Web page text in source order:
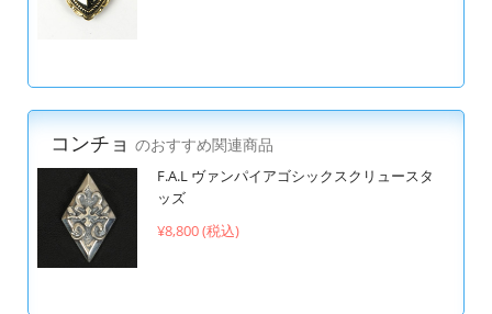
コンチョ のおすすめ関連商品
F.A.L ヴァンパイアゴシックスクリュースタ
ッズ
¥8,800 (税込)